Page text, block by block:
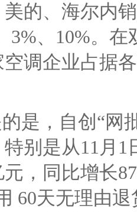
的、海尔内
3%、 10%。在
调企业占据
是，自创“网
别是从11 月 1
元，同比增长
60天无理由退